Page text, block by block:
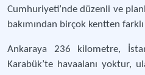
Cumhuriyeti’nde düzenli ve
bakımından birçok kentten
Ankaraya 236 kilometre,
Karabük’te havaalanı yoktur,